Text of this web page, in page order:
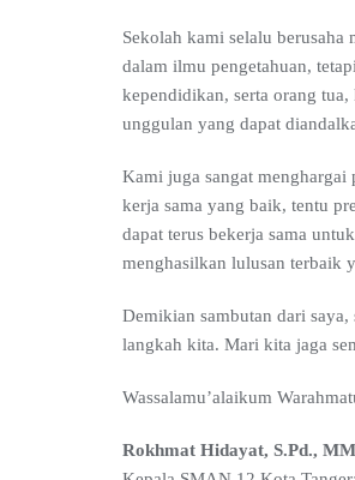
Sekolah kami selalu
dalam ilmu pengetahuan,
kependidikan, serta orang
unggulan yang dapat
Kami juga sangat menghargai
kerja sama yang baik, tentu
dapat terus bekerja sama
menghasilkan lulusan terbaik
Demikian sambutan dari
langkah kita. Mari kita jaga
Wassalamu’alaikum
Rokhmat Hidayat, S.Pd., MM